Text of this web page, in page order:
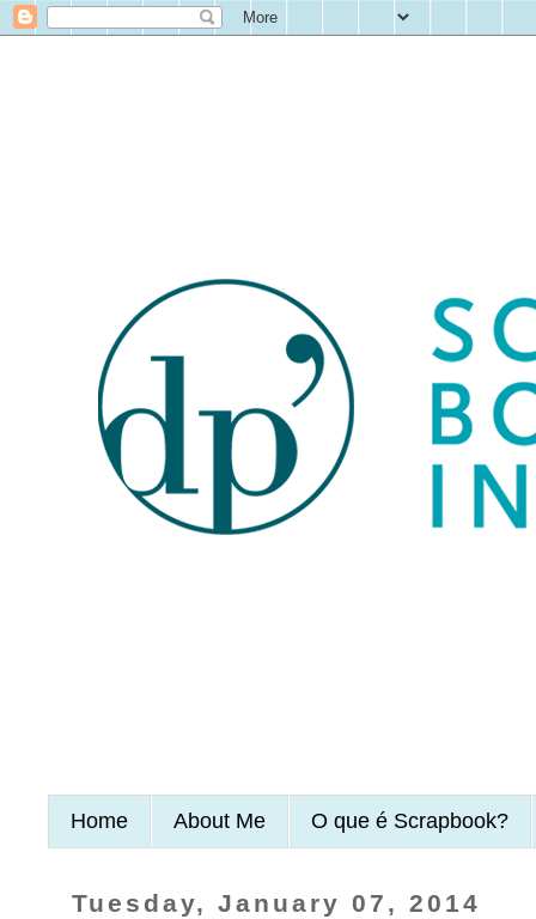
Home About Me O que é Scrapbook?
Tuesday, January 07, 2014